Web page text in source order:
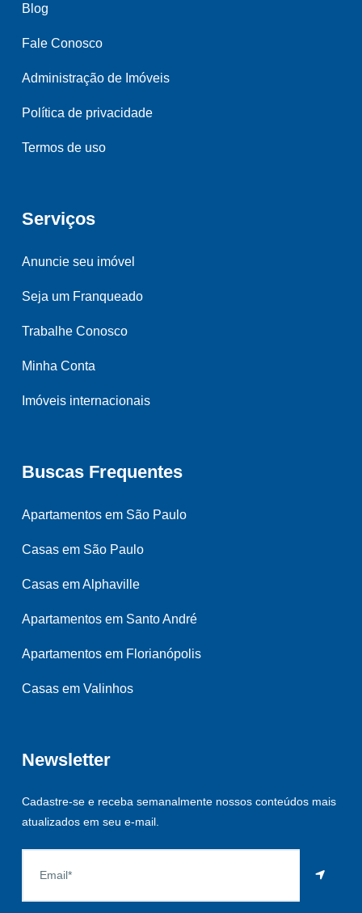
Blog
Fale Conosco
Administração de Imóveis
Política de privacidade
Termos de uso
Serviços
Anuncie seu imóvel
Seja um Franqueado
Trabalhe Conosco
Minha Conta
Imóveis internacionais
Buscas Frequentes
Apartamentos em São Paulo
Casas em São Paulo
Casas em Alphaville
Apartamentos em Santo André
Apartamentos em Florianópolis
Casas em Valinhos
Newsletter
Cadastre-se e receba semanalmente nossos conteúdos mais
atualizados em seu e-mail.